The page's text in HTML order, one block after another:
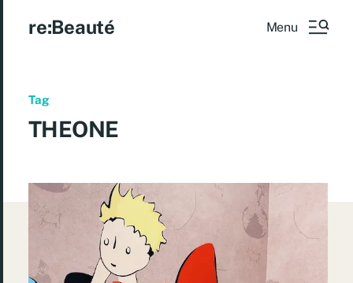
re:Beauté Menu
Tag
THEONE